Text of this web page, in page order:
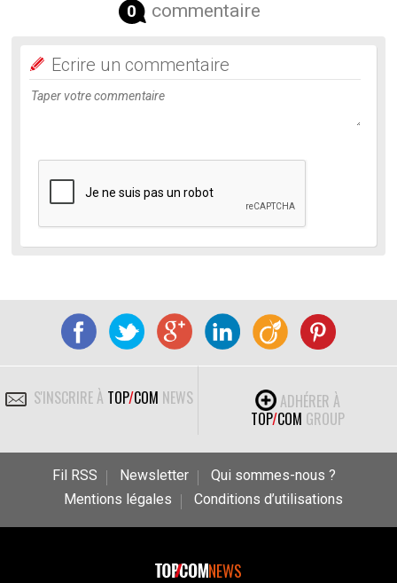
0 commentaire
Ecrire un commentaire
S'INSCRIRE À TOP/COM NEWS
ADHÉRER À
TOP/COM GROUP
Fil RSS Newsletter
Qui sommes-nous ?
Mentions légales
Conditions d’utilisations
NEWS